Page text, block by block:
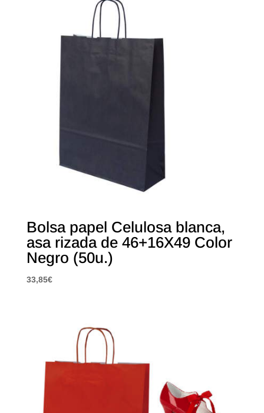
Bolsa papel Celulosa blanca,
asa rizada de 46+16X49 Color
Negro (50u.)
33,85€